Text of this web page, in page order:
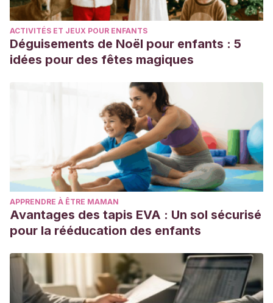
ACTIVITÉS ET JEUX POUR ENFANTS
Déguisements de Noël pour enfants : 5
idées pour des fêtes magiques
APPRENDRE À ÊTRE MAMAN
Avantages des tapis EVA : Un sol sécurisé
pour la rééducation des enfants